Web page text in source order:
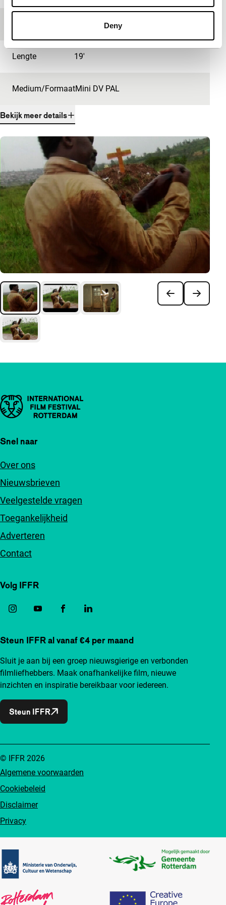
Deny
IFFR 2010
Lengte 19'
Medium/FormaatMini DV PAL
Bekijk meer details
Belangrijke links
Snel naar
Over ons
Nieuwsbrieven
Veelgestelde vragen
Toegankelijkheid
Adverteren
Contact
Volg IFFR
Steun IFFR al vanaf €4 per maand
Sluit je aan bij een groep nieuwsgierige en verbonden
filmliefhebbers. Maak onafhankelijke film, nieuwe
inzichten en inspiratie bereikbaar voor iedereen.
Steun IFFR
Algemene voorwaarden
Cookiebeleid
Disclaimer
Privacy
© IFFR 2026